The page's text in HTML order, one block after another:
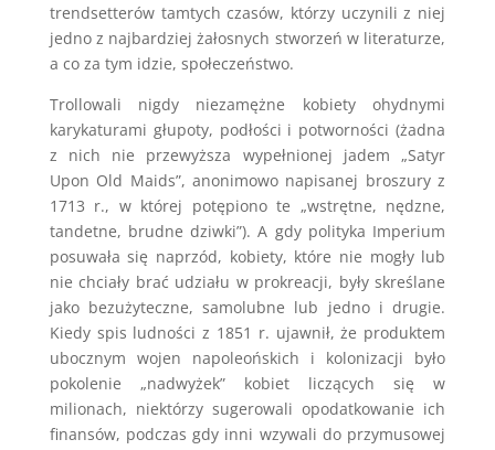
trendsetterów tamtych czasów, którzy uczynili z niej
jedno z najbardziej żałosnych stworzeń w literaturze,
a co za tym idzie, społeczeństwo.
Trollowali nigdy niezamężne kobiety ohydnymi
karykaturami głupoty, podłości i potworności (żadna
z nich nie przewyższa wypełnionej jadem „Satyr
Upon Old Maids”, anonimowo napisanej broszury z
1713 r., w której potępiono te „wstrętne, nędzne,
tandetne, brudne dziwki”). A gdy polityka Imperium
posuwała się naprzód, kobiety, które nie mogły lub
nie chciały brać udziału w prokreacji, były skreślane
jako bezużyteczne, samolubne lub jedno i drugie.
Kiedy spis ludności z 1851 r. ujawnił, że produktem
ubocznym wojen napoleońskich i kolonizacji było
pokolenie „nadwyżek” kobiet liczących się w
milionach, niektórzy sugerowali opodatkowanie ich
finansów, podczas gdy inni wzywali do przymusowej